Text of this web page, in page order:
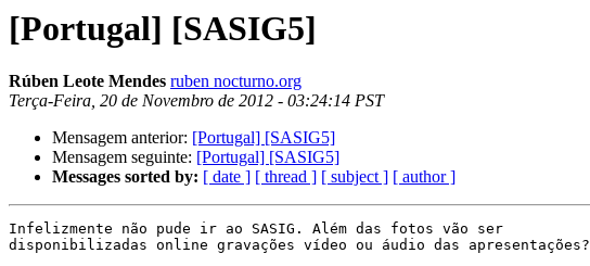
[Portugal] [SASIG5]
Rúben Leote Mendes ruben nocturno.org
Terça-Feira, 20 de Novembro de 2012 - 03:24:14 PST
Mensagem anterior: [Portugal] [SASIG5]
Mensagem seguinte: [Portugal] [SASIG5]
Messages sorted by: [ date ] [ thread ] [ subject ] [ author ]
Infelizmente não pude ir ao SASIG. Além das fotos vão ser
disponibilizadas online gravações vídeo ou áudio das apresentações?